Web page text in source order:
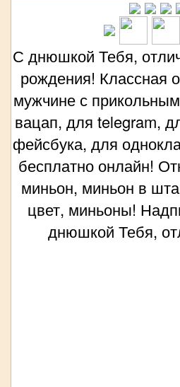
С днюшкой Тебя,
рождения! Классная
мужчине с
вацап, для telegram,
фейсбука, для
бесплатно онлайн!
миньон, миньон в
цвет, миньоны!
днюшкой Тебя,